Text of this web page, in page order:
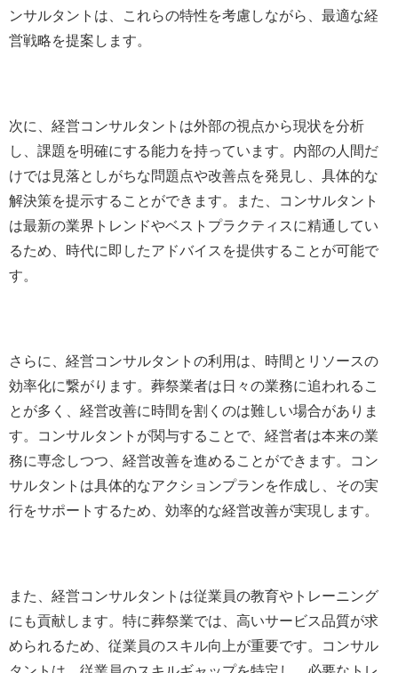
ンサルタントは、これらの特性を考慮しながら、最適な経
営戦略を提案します。
次に、経営コンサルタントは外部の視点から現状を分析
し、課題を明確にする能力を持っています。内部の人間だ
けでは見落としがちな問題点や改善点を発見し、具体的な
解決策を提示することができます。また、コンサルタント
は最新の業界トレンドやベストプラクティスに精通してい
るため、時代に即したアドバイスを提供することが可能で
す。
さらに、経営コンサルタントの利用は、時間とリソースの
効率化に繋がります。葬祭業者は日々の業務に追われるこ
とが多く、経営改善に時間を割くのは難しい場合がありま
す。コンサルタントが関与することで、経営者は本来の業
務に専念しつつ、経営改善を進めることができます。コン
サルタントは具体的なアクションプランを作成し、その実
行をサポートするため、効率的な経営改善が実現します。
また、経営コンサルタントは従業員の教育やトレーニング
にも貢献します。特に葬祭業では、高いサービス品質が求
められるため、従業員のスキル向上が重要です。コンサル